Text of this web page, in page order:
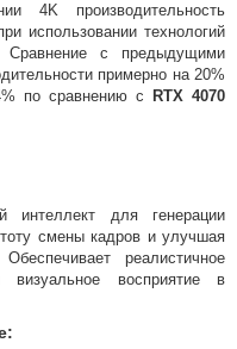
4K производительность
использовании технологий
Сравнение с предыдущими
примерно на 20%
по сравнению с
RTX 4070
интеллект для генерации
смены кадров и улучшая
Обеспечивает реалистичное
восприятие в